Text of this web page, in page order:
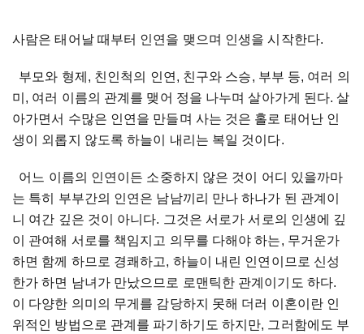
사람은 태어날 때부터 인연을 맺으며 인생을 시작한다.
부모와 형제, 친인척의 인연, 친구와 스승, 부부 등, 여러 의
미, 여러 이름의 관계를 맺어 정을 나누며 살아가게 된다. 살
아가면서 수많은 인연을 만들며 사는 것은 홀로 태어난 인
생이 외롭지 않도록 하늘이 내리는 복일 것이다.
어느 이름의 인연이든 소중하지 않은 것이 어디 있을까마
는 특히 부부간의 인연은 남남끼리 만나 하나가 된 관계이
니 여간 깊은 것이 아니다. 그것은 서로가 서로의 인생에 깊
이 관여해 서로를 책임지고 의무를 다해야 하는, 무거운가
하면 함께 하므로 경쾌하고, 하늘이 내린 인연이므로 신성
한가 하면 남녀가 만났으므로 로맨틱한 관계이기도 하다.
이 다양한 의미의 무게를 감당하지 못해 더러 이혼이란 인
위적인 방법으로 관계를 파기하기도 하지만, 그러함에도 부